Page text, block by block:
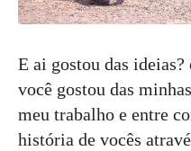
E ai gostou das ideias?
você gostou das
meu trabalho e entre
história de vocês